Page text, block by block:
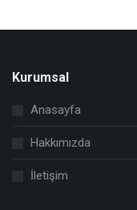
Kurumsal
Anasayfa
Hakkımızda
İletişim